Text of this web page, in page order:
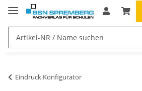
Eindruck Konfigurator